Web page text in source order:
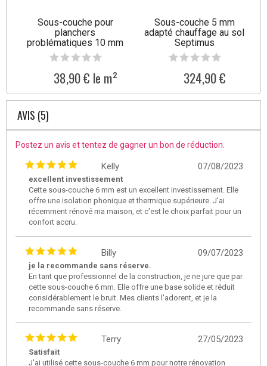
Sous-couche pour
planchers
problématiques 10 mm
Tullus
38,90 € le m²
Sous-couche 5 mm
adapté chauffage au sol
Septimus
324,90 €
AVIS (5)
Postez un avis et tentez de gagner un bon de réduction.
07/08/2023
Kelly
excellent investissement
Cette sous-couche 6 mm est un excellent investissement. Elle
offre une isolation phonique et thermique supérieure. J'ai
récemment rénové ma maison, et c'est le choix parfait pour un
confort accru.
09/07/2023
Billy
je la recommande sans réserve.
En tant que professionnel de la construction, je ne jure que par
cette sous-couche 6 mm. Elle offre une base solide et réduit
considérablement le bruit. Mes clients l'adorent, et je la
recommande sans réserve.
27/05/2023
Terry
Satisfait
J'ai utilisé cette sous-couche 6 mm pour notre rénovation